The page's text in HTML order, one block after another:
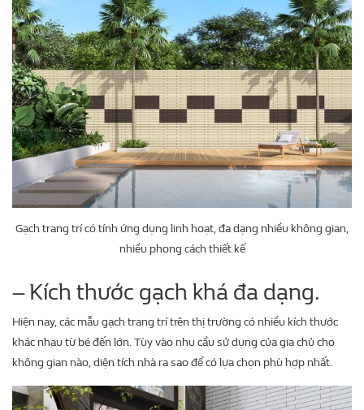
Gạch trang trí có tính ứng dụng linh hoạt, đa dạng nhiều không gian,
nhiều phong cách thiết kế
– Kích thước gạch khá đa dạng.
Hiện nay, các mẫu gạch trang trí trên thị trường có nhiều kích thước
khác nhau từ bé đến lớn. Tùy vào nhu cầu sử dụng của gia chủ cho
không gian nào, diện tích nhà ra sao để có lựa chọn phù hợp nhất.